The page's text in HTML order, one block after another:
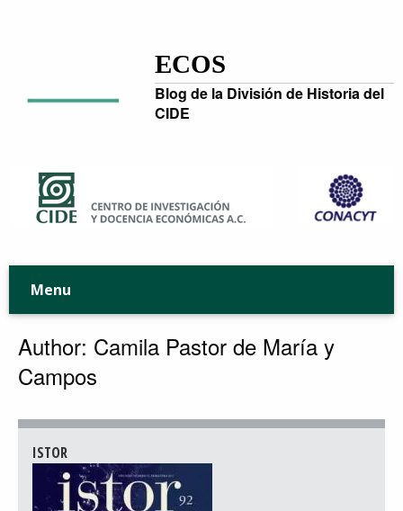
ECOS
Blog de la División de Historia del
CIDE
Menu
Author: Camila Pastor de María y
Campos
ISTOR